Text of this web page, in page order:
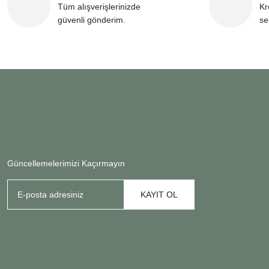
Tüm alışverişlerinizde
güvenli gönderim.
Güncellemelerimizi Kaçırmayın
KAYIT OL